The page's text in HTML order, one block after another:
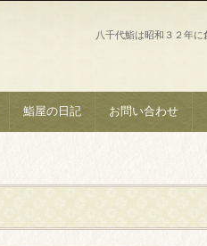
八千代鮨は昭和３２年
鮨屋の日記 お問い合わせ